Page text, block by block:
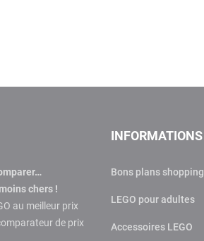
chers !
au meilleur prix
de prix
INFORMATIONS
Bons plans shopping
LEGO pour adultes
Accessoires LEGO